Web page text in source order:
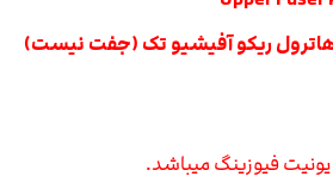
ریکو آفیشیو تک (جفت نیست)
فیوزینگ میباشد.